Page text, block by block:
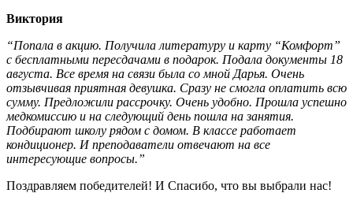
Виктория
“Попала в акцию. Получила литературу и карту “Комфорт”
с бесплатными пересдачами в подарок. Подала документы 18
августа. Все время на связи была со мной Дарья. Очень
отзывчивая приятная девушка. Сразу не смогла оплатить всю
сумму. Предложили рассрочку. Очень удобно. Прошла успешно
медкомиссию и на следующий день пошла на занятия.
Подбирают школу рядом с домом. В классе работает
кондиционер. И преподаватели отвечают на все
интересующие вопросы.”
Поздравляем победителей! И Спасибо, что вы выбрали нас!